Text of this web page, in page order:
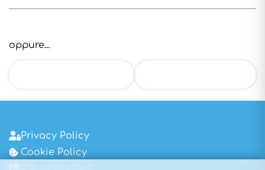
oppure...
Privacy Policy
Cookie Policy